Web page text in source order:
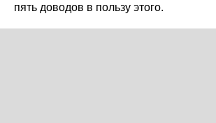
пять доводов в пользу этого.